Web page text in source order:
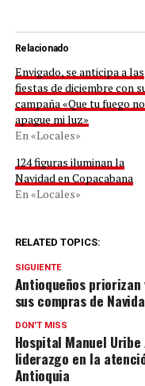
Relacionado
Envigado, se anticipa a las
fiestas de diciembre con
campaña «Que tu fuego no
apague mi luz»
En «Locales»
124 figuras iluminan la
Navidad en Copacabana
En «Locales»
RELATED TOPICS:
SIGUIENTE
Antioqueños
sus compras de
DON'T MISS
Hospital Manuel
liderazgo en la
Antioquia